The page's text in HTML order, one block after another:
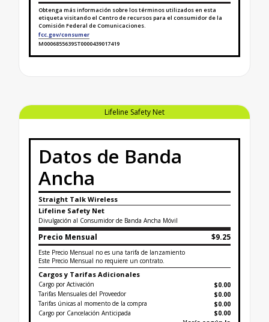
Obtenga más información sobre los términos utilizados en esta
etiqueta visitando el Centro de recursos para el consumidor de la
Comisión Federal de Comunicaciones.
fcc.gov/consumer
M0006855639ST0000439017419
Finaliza la etiqueta de datos sobre banda ancha
Lifeline Safety Net
Datos de Banda
Ancha
Straight Talk Wireless
Lifeline Safety Net
Divulgación al Consumidor de Banda Ancha Móvil
Precio Mensual $9.25
Este Precio Mensual no es una tarifa de lanzamiento
Este Precio Mensual no requiere un contrato.
Cargos y Tarifas Adicionales
Cargo por Activación
$0.00
Tarifas Mensuales del Proveedor
$0.00
Tarifas únicas al momento de la compra
$0.00
Cargo por Cancelación Anticipada
$0.00